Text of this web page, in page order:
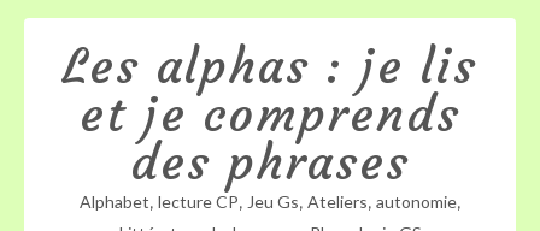
Les alphas : je lis
et je comprends
des phrases
Alphabet, lecture CP, Jeu Gs, Ateliers, autonomie,